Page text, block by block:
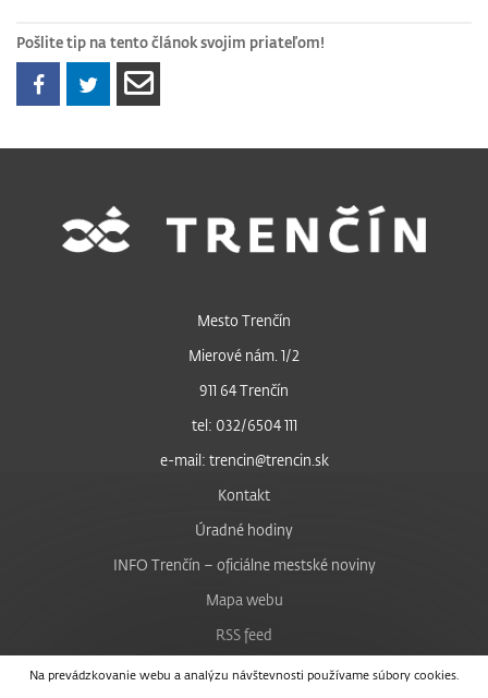
Pošlite tip na tento článok svojim priateľom!
Na prevádzkovanie webu a analýzu návštevnosti používame súbory cookies.
Mesto Trenčín
Mierové nám. 1/2
911 64 Trenčín
tel: 032/6504 111
e-mail: trencin@trencin.sk
Kontakt
Úradné hodiny
INFO Trenčín – oficiálne mestské noviny
Mapa webu
RSS feed
Nastavenie cookies